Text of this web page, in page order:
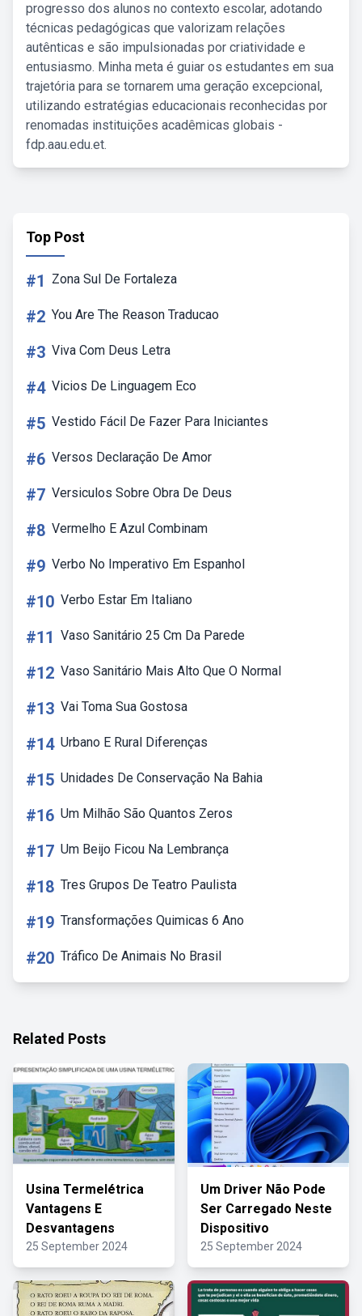
progresso dos alunos no contexto escolar, adotando
técnicas pedagógicas que valorizam relações
autênticas e são impulsionadas por criatividade e
entusiasmo. Minha meta é guiar os estudantes em sua
trajetória para se tornarem uma geração excepcional,
utilizando estratégias educacionais reconhecidas por
renomadas instituições acadêmicas globais -
fdp.aau.edu.et.
Top Post
#1 Zona Sul De Fortaleza
#2 You Are The Reason Traducao
#3 Viva Com Deus Letra
#4 Vicios De Linguagem Eco
#5 Vestido Fácil De Fazer Para Iniciantes
#6 Versos Declaração De Amor
#7 Versiculos Sobre Obra De Deus
#8 Vermelho E Azul Combinam
#9 Verbo No Imperativo Em Espanhol
#10 Verbo Estar Em Italiano
#11 Vaso Sanitário 25 Cm Da Parede
#12 Vaso Sanitário Mais Alto Que O Normal
#13 Vai Toma Sua Gostosa
#14 Urbano E Rural Diferenças
#15 Unidades De Conservação Na Bahia
#16 Um Milhão São Quantos Zeros
#17 Um Beijo Ficou Na Lembrança
#18 Tres Grupos De Teatro Paulista
#19 Transformações Quimicas 6 Ano
#20 Tráfico De Animais No Brasil
Related Posts
Usina Termelétrica
Vantagens E
Desvantagens
25 September 2024
Um Driver Não Pode
Ser Carregado Neste
Dispositivo
25 September 2024